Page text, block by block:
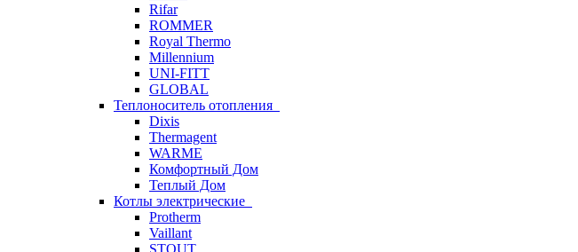
Rifar
ROMMER
Royal Thermo
Millennium
UNI-FITT
GLOBAL
Теплоноситель отопления
Dixis
Thermagent
WARME
Комфортный Дом
Теплый Дом
Котлы электрические
Protherm
Vaillant
STOUT